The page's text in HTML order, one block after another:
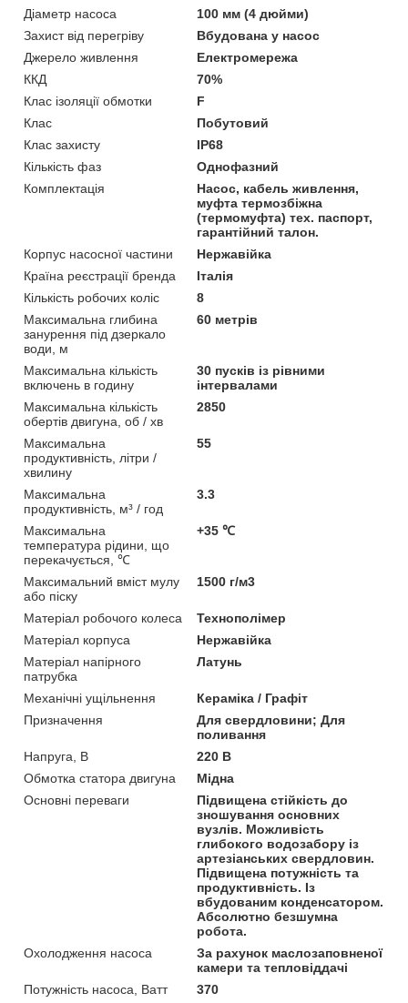
Діаметр насоса
100 мм (4 дюйми)
Захист від перегріву
Вбудована у насос
Джерело живлення
Електромережа
ККД
70%
Клас ізоляції обмотки
F
Клас
Побутовий
Клас захисту
IP68
Кількість фаз
Однофазний
Комплектація
Насос, кабель живлення,
муфта термозбіжна
(термомуфта) тех. паспорт,
гарантійний талон.
Корпус насосної частини
Нержавійка
Країна реєстрації бренда
Італія
Кількість робочих коліс
8
Максимальна глибина
занурення під дзеркало
води, м
60 метрів
Максимальна кількість
включень в годину
30 пусків із рівними
інтервалами
Максимальна кількість
обертів двигуна, об / хв
2850
Максимальна
продуктивність, літри /
хвилину
55
Максимальна
продуктивність, м³ / год
3.3
Максимальна
температура рідини, що
перекачується, ℃
+35 ℃
Максимальний вміст мулу
або піску
1500 г/м3
Матеріал робочого колеса
Технополімер
Матеріал корпуса
Нержавійка
Матеріал напірного
патрубка
Латунь
Механічні ущільнення
Кераміка / Графіт
Призначення
Для свердловини; Для
поливання
Напруга, В
220 В
Обмотка статора двигуна
Мідна
Основні переваги
Підвищена стійкість до
зношування основних
вузлів. Можливість
глибокого водозабору із
артезіанських свердловин.
Підвищена потужність та
продуктивність. Із
вбудованим конденсатором.
Абсолютно безшумна
робота.
Охолодження насоса
За рахунок маслозаповненої
камери та тепловіддачі
Потужність насоса, Ватт
370